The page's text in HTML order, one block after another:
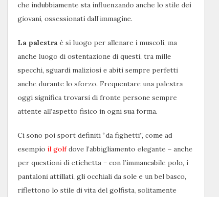
che indubbiamente sta influenzando anche lo stile dei
giovani, ossessionati dall’immagine.
La palestra è sì luogo per allenare i muscoli, ma
anche luogo di ostentazione di questi, tra mille
specchi, sguardi maliziosi e abiti sempre perfetti
anche durante lo sforzo. Frequentare una palestra
oggi significa trovarsi di fronte persone sempre
attente all’aspetto fisico in ogni sua forma.
Ci sono poi sport definiti “da fighetti”, come ad
esempio il golfdove l’abbigliamento elegante – anche
per questioni di etichetta – con l’immancabile polo, i
pantaloni attillati, gli occhiali da sole e un bel basco,
riflettono lo stile di vita del golfista, solitamente